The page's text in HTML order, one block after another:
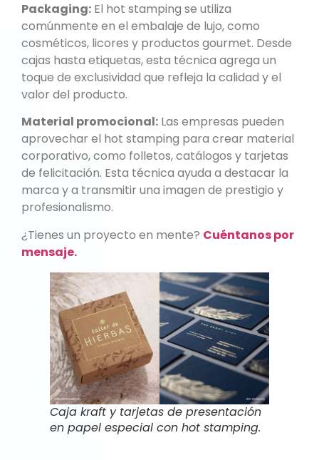
Packaging: El hot stamping se utiliza
comúnmente en el embalaje de lujo, como
cosméticos, licores y productos gourmet. Desde
cajas hasta etiquetas, esta técnica agrega un
toque de exclusividad que refleja la calidad y el
valor del producto.
Material promocional: Las empresas pueden
aprovechar el hot stamping para crear material
corporativo, como folletos, catálogos y tarjetas
de felicitación. Esta técnica ayuda a destacar la
marca y a transmitir una imagen de prestigio y
profesionalismo.
¿Tienes un proyecto en mente? Cuéntanos por
mensaje.
Caja kraft y tarjetas de presentación
en papel especial con hot stamping.